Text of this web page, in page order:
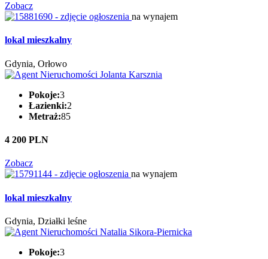
Zobacz
na wynajem
lokal mieszkalny
Gdynia, Orłowo
Pokoje:3
Łazienki:2
Metraż:85
4 200 PLN
Zobacz
na wynajem
lokal mieszkalny
Gdynia, Działki leśne
Pokoje:3